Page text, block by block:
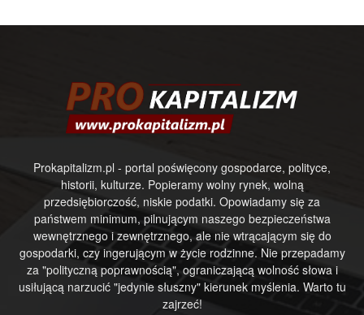
Prokapitalizm.pl - portal poświęcony gospodarce, polityce,
historii, kulturze. Popieramy wolny rynek, wolną
przedsiębiorczość, niskie podatki. Opowiadamy się za
państwem minimum, pilnującym naszego bezpieczeństwa
wewnętrznego i zewnętrznego, ale nie wtrącającym się do
gospodarki, czy ingerującym w życie rodzinne. Nie przepadamy
za "polityczną poprawnością", ograniczającą wolność słowa i
usiłującą narzucić "jedynie słuszny" kierunek myślenia. Warto tu
zajrzeć!